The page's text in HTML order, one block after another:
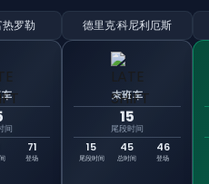
热罗勒
间
71
登场
德里克·科尼利厄斯
末班车
15
尾段时间
15
尾段时间
45
总时间
46
登场